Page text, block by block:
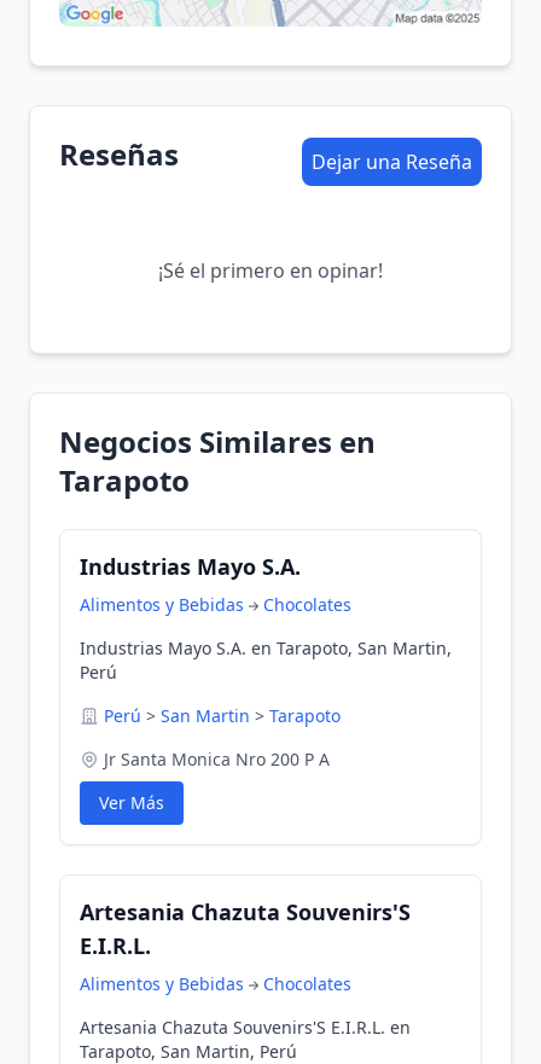
Reseñas Dejar una Reseña
¡Sé el primero en opinar!
Negocios Similares en
Tarapoto
Industrias Mayo S.A.
Alimentos y Bebidas
Chocolates
Industrias Mayo S.A. en Tarapoto, San Martin,
Perú
Perú > San Martin > Tarapoto
Jr Santa Monica Nro 200 P A
Ver Más
Artesania Chazuta Souvenirs'S
E.I.R.L.
Alimentos y Bebidas
Chocolates
Artesania Chazuta Souvenirs'S E.I.R.L. en
Tarapoto, San Martin, Perú